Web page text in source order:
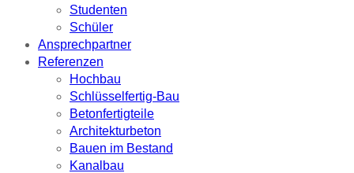
Studenten
Schüler
Ansprechpartner
Referenzen
Hochbau
Schlüsselfertig-Bau
Betonfertigteile
Architekturbeton
Bauen im Bestand
Kanalbau